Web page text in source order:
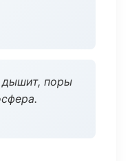
поры